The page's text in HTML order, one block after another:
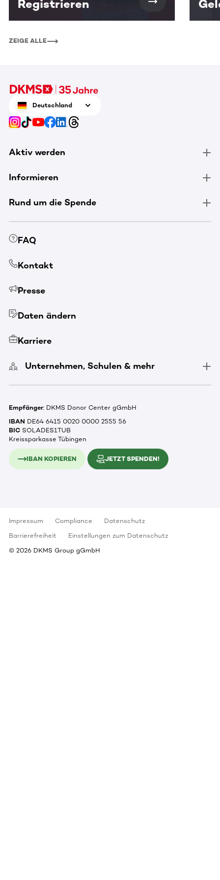
Registrieren
ZEIGE ALLE
Deutschland
Aktiv werden
Informieren
Rund um die Spende
FAQ
Kontakt
Presse
Daten ändern
Karriere
Unternehmen, Schulen & mehr
Empfänger: DKMS Donor Center gGmbH
IBAN DE64 6415 0020 0000 2555 56
BIC SOLADES1TUB
Kreissparkasse Tübingen
IBAN KOPIEREN JETZT SPENDEN!
Impressum Compliance
Datenschutz
Barrierefreiheit
Einstellungen zum Datenschutz
© 2026 DKMS Group gGmbH